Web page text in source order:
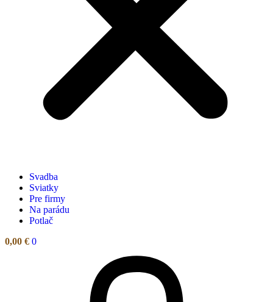
Svadba
Sviatky
Pre firmy
Na parádu
Potlač
0,00 € 0